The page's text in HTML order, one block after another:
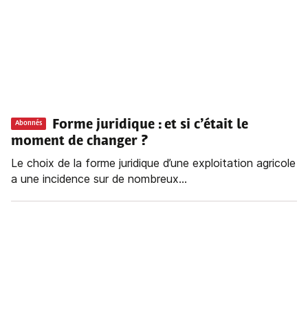
Abonnés
Forme juridique : et si c’était le
moment de changer ?
Le choix de la forme juridique d’une exploitation agricole
a une incidence sur de nombreux...